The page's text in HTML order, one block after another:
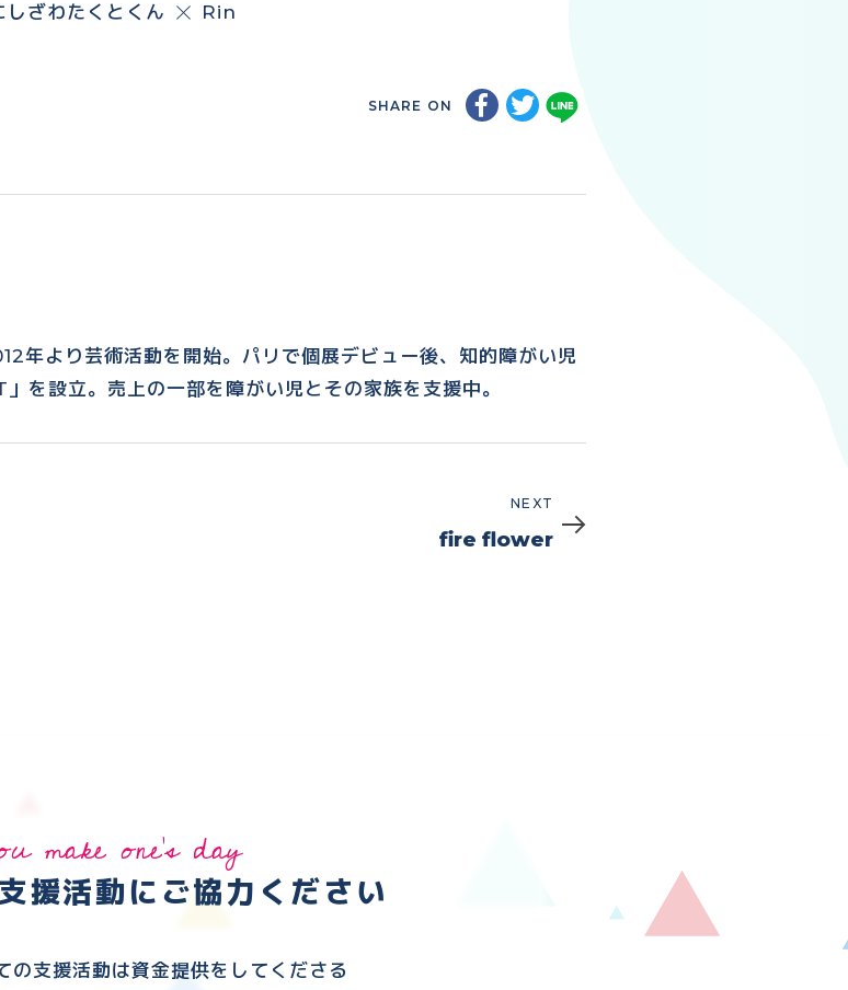
しざわたくとくん Rin
SHARE ON
年より芸術活動を開始。パリで個展デビュー後、知的障がい児
を設立。売上の一部を障がい児とその家族を支援中。
NEXT
fire flower
make one's day
援活動に ご協力ください
の支援活動は資金提供をしてくださる